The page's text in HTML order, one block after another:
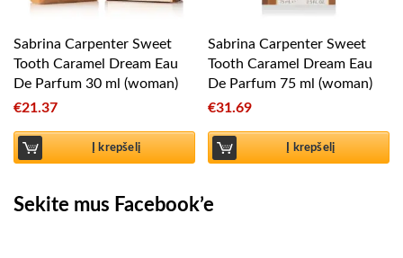
Sabrina Carpenter Sweet
Tooth Caramel Dream Eau
De Parfum 30 ml (woman)
€21.37
Į krepšelį
Sabrina Carpenter Sweet
Tooth Caramel Dream Eau
De Parfum 75 ml (woman)
€31.69
Į krepšelį
Sekite mus Facebook’e